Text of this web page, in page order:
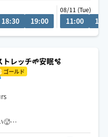
肩のお疲れ✨足腰のだるさ
✨安眠ヘッドスパ✨アンチ
18:30 19:00
08/11 (Tue)
11:00
トレッチ🌱安眠🫧
ゴールド
🥵
取りやすくなっておりま